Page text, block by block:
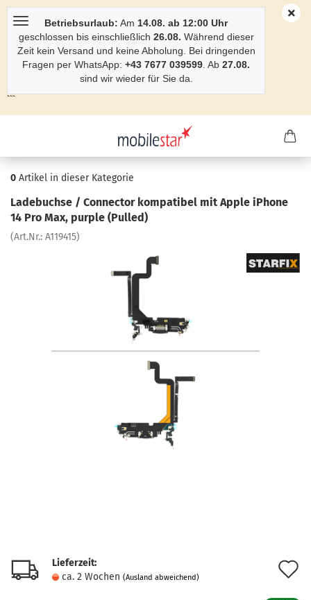
Betriebsurlaub: Am 14.08. ab 12:00 Uhr
geschlossen bis einschließlich 26.08. Während dieser
Zeit kein Versand und keine Abholung. Bei dringenden
Fragen per WhatsApp: +43 7677 039599 . Ab 27.08.
sind wir wieder für Sie da.
```
0 Artikel in dieser Kategorie
La­de­buch­se / Con­nec­tor kom­pa­ti­bel mit Apple iPho­ne
14 Pro Max, purp­le (Pul­led)
(Art.Nr.: A119415)
Lieferzeit:
ca. 2 Wochen (Ausland abweichend)